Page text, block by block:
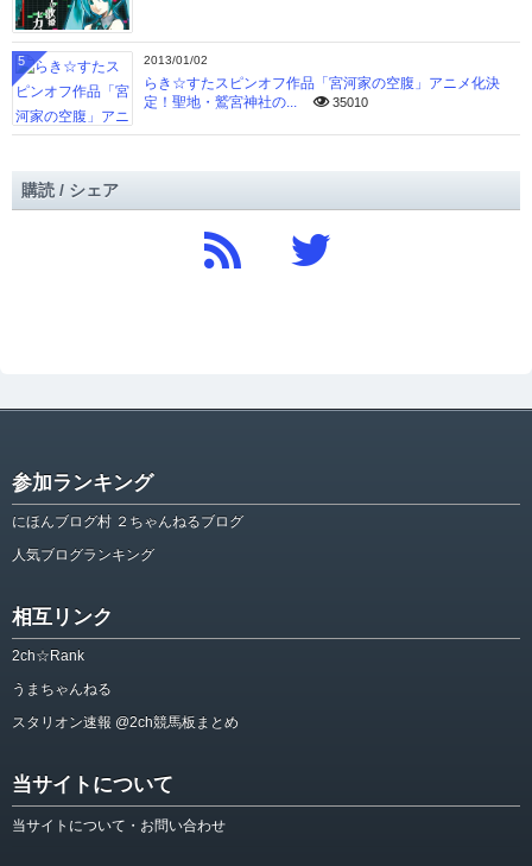
2013/01/02
らき☆すたスピンオフ作品「宮河家の空腹」アニメ化決
定！聖地・鷲宮神社の...
35010
5
購読 / シェア
参加ランキング
にほんブログ村 ２ちゃんねるブログ
人気ブログランキング
相互リンク
2ch☆Rank
うまちゃんねる
スタリオン速報 @2ch競馬板まとめ
当サイトについて
当サイトについて・お問い合わせ